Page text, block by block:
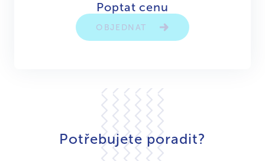
Poptat cenu
OBJEDNAT
Potřebujete poradit?